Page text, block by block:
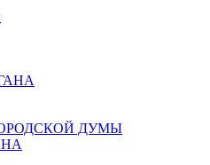
ДУМЫ